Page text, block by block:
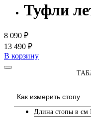
Туфли
8 090 ₽
13 490 ₽
В корзину
Как измерить стопу
Длина стопы в см